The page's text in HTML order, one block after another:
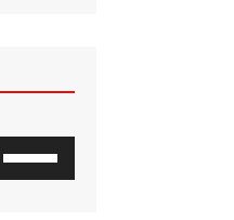
les